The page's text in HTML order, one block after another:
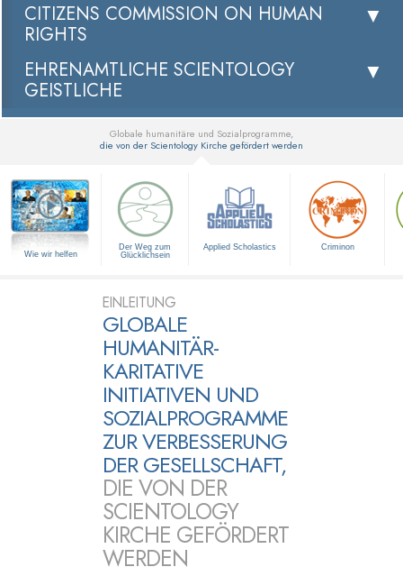
CITIZENS COMMISSION ON HUMAN
RIGHTS
EHRENAMTLICHE SCIENTOLOGY
GEISTLICHE
Globale humanitäre und Sozialprogramme,
die von der Scientology Kirche gefördert werden
Wie wir helfen
Der Weg zum
Glücklichsein
Applied Scholastics Criminon
EINLEITUNG
GLOBALE
HUMANITÄR-
KARITATIVE
INITIATIVEN UND
SOZIALPROGRAMME
ZUR VERBESSERUNG
DER GESELLSCHAFT,
DIE VON DER
SCIENTOLOGY
KIRCHE GEFÖRDERT
WERDEN